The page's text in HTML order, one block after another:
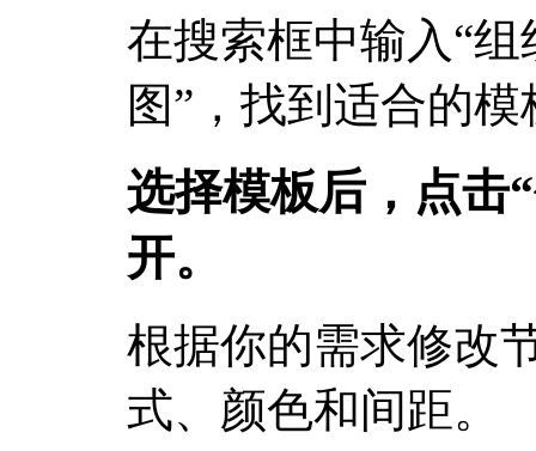
在搜索框中输入“
图”，找到适合的模
选择模板后，点击
开。
根据你的需求修改
式、颜色和间距。